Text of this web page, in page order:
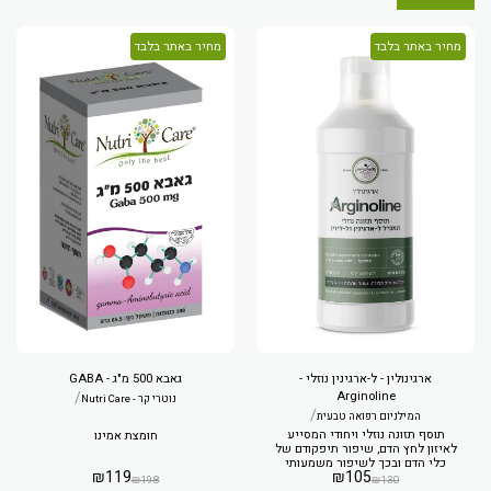
מחיר באתר בלבד
ארגינולין - ל-ארגינין נוזלי -
Arginoline
המילניום רפואה טבעית/
תוסף תזונה נוזלי ויחודי המסייע
לאיזון לחץ הדם, שיפור תיפקודם של
כלי הדם ובכך לשיפור משמעותי
באיכות החיים.
₪130
₪105
מחיר באתר בלבד
גאבא 500 מ"ג - GABA
נוטרי קר - Nutri Care /
חומצת אמינו
₪198
₪119